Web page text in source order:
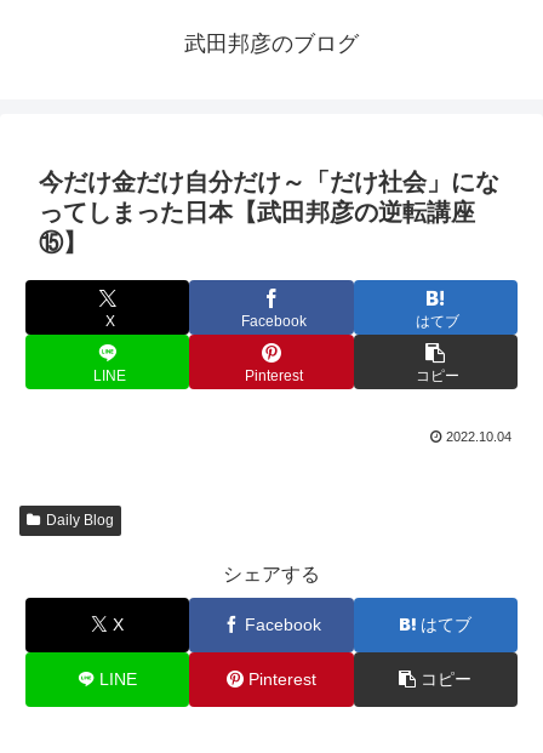
武田邦彦のブログ
今だけ金だけ自分だけ～「だけ社会」にな
ってしまった日本【武田邦彦の逆転講座
⑮】
X Facebook はてブ
LINE Pinterest コピー
2022.10.04
Daily Blog
シェアする
X Facebook はてブ
LINE Pinterest コピー